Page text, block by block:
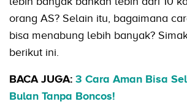
orang AS? Selain itu, bagaimana
bisa menabung lebih banyak?
berikut ini.
BACA JUGA: 3 Cara Aman Bisa
Bulan Tanpa Boncos!